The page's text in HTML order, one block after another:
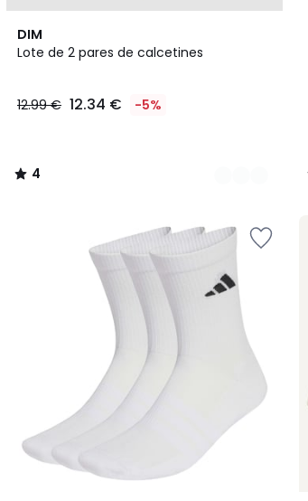
DIM
Lote de 2 pares de calcetines
12.99 € 12.34 € -5%
4
/
2
Colores
4
/